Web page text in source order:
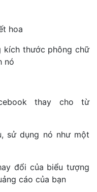
hoa
kích thước phông chữ
nó
thay cho từ
sử dụng nó như một
đổi của biểu tượng
cáo của bạn